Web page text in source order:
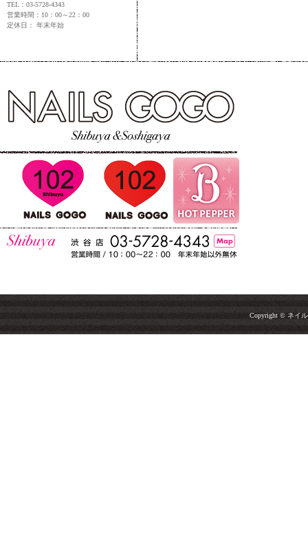
TEL：03-5728-4343
営業時間：10：00～22：00
定休日： 年末年始
Copyright © ネイル